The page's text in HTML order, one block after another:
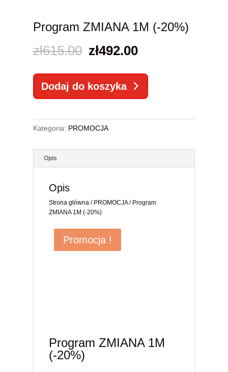
Program ZMIANA 1M (-20%)
zł615.00 Pierwotna
cena
wynosiła:
zł492.00Aktualna
cena
wynosi:
ilość
Program
ZMIANA
Dodaj do koszyka
Kategoria: PROMOCJA
Opis
Opis
Strona główna / PROMOCJA/ Program
ZMIANA 1M (-20%)
Promocja !
Program ZMIANA 1M
(-20%)